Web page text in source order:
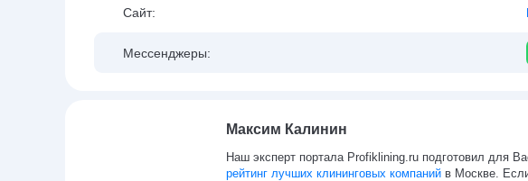
Сайт:
Мессенджеры:
Максим Калинин
Наш эксперт портала Profiklining.ru подготовил для
рейтинг лучших клининговых компанийв Москве.